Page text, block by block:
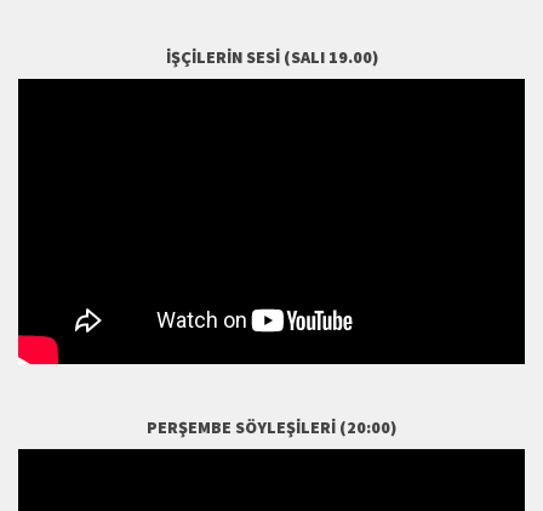
İŞÇILERIN SESI (SALI 19.00)
PERŞEMBE SÖYLEŞILERI (20:00)